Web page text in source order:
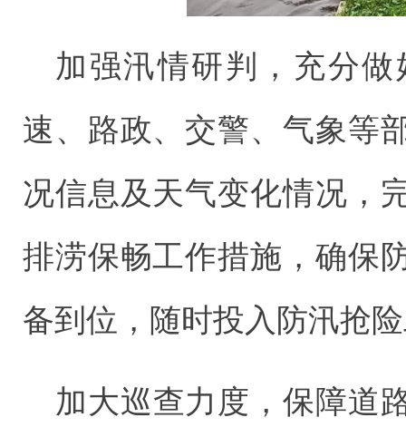
加强汛情研判，充分
速、路政、交警、气象等
况信息及天气变化情况，
排涝保畅工作措施，确保
备到位，随时投入防汛抢
加大巡查力度，保障道